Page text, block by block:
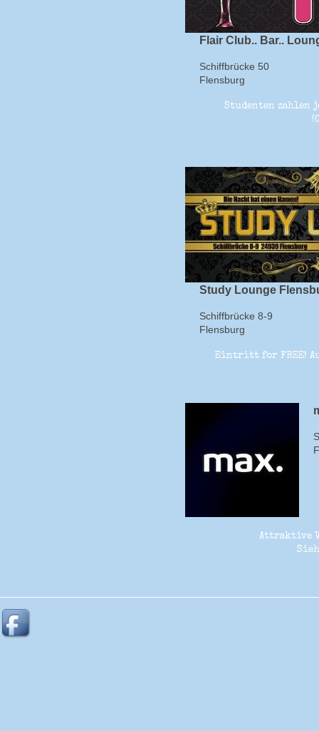
Flair Club.. Bar..
Schiffbrücke 50
Flensburg
Studenten zahlen
Study Lounge
Schiffbrücke 8-9
Flensburg
Eintritt for FREE!
Attraktive